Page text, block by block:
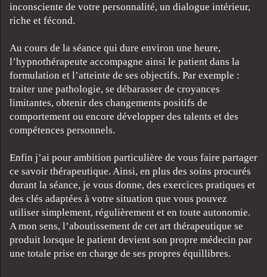
inconsciente de votre personnalité, un dialogue intérieur,
riche et fécond.
Au cours de la séance qui dure environ une heure,
l’hypnothérapeute accompagne ainsi le patient dans la
formulation et l’atteinte de ses objectifs. Par exemple :
traiter une pathologie, se débarasser de croyances
limitantes, obtenir des changements positifs de
comportement ou encore développer des talents et des
compétences personnels.
Enfin j’ai pour ambition particulière de vous faire partager
ce savoir thérapeutique. Ainsi, en plus des soins procurés
durant la séance, je vous donne, des exercices pratiques et
des clés adaptées à votre situation que vous pouvez
utiliser simplement, régulièrement et en toute autonomie.
A mon sens, l’aboutissement de cet art thérapeutique se
produit lorsque le patient devient son propre médecin par
une totale prise en charge de ses propres équillibres.